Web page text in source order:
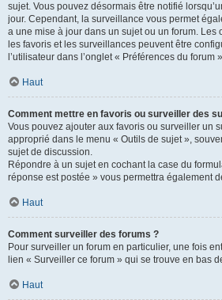
sujet. Vous pouvez désormais être notifié
jour. Cependant, la surveillance vous permet
a une mise à jour dans un sujet ou un forum. Les
les favoris et les surveillances peuvent être
l’utilisateur dans l’onglet « Préférences du forum
Haut
Comment mettre en favoris ou surveiller des
Vous pouvez ajouter aux favoris ou surveiller un
approprié dans le menu « Outils de sujet »,
sujet de discussion.
Répondre à un sujet en cochant la case du
réponse est postée » vous permettra également
Haut
Comment surveiller des forums ?
Pour surveiller un forum en particulier, une fois
lien « Surveiller ce forum » qui se trouve en bas
Haut